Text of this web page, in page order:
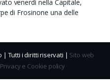
venerdì nella Capitale,
di Frosinone una delle
| Tutti i diritti riservati | Sito web
Privacy e Cookie policy